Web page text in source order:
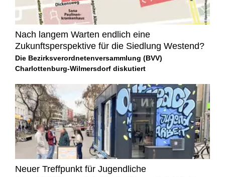
Nach langem Warten endlich eine
Zukunftsperspektive für die Siedlung Westend?
Die Bezirksverordnetenversammlung (BVV)
Charlottenburg-Wilmersdorf diskutiert
Neuer Treffpunkt für Jugendliche